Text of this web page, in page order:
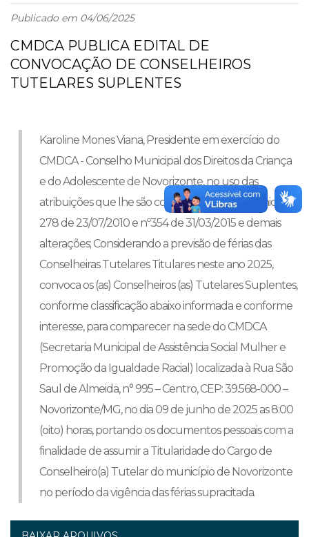
Publicado em 04/06/2025
CMDCA PUBLICA EDITAL DE
CONVOCAÇÃO DE CONSELHEIROS
TUTELARES SUPLENTES
Karoline Mones Viana, Presidente em exercício do
CMDCA - Conselho Municipal dos Direitos da Criança
e do Adolescente de Novorizonte, no uso das
atribuições que lhe são conferidas pela Lei Municipal
278 de 23/07/2010 e nº354 de 31/03/2015 e demais
alterações; Considerando a previsão de férias das
Conselheiras Tutelares Titulares neste ano 2025,
convoca os (as) Conselheiros (as) Tutelares Suplentes,
conforme classificação abaixo informada e conforme
interesse, para comparecer na sede do CMDCA
(Secretaria Municipal de Assistência Social Mulher e
Promoção da Igualdade Racial) localizada à Rua São
Saul de Almeida, n° 995 – Centro, CEP: 39.568-000 –
Novorizonte/MG, no dia 09 de junho de 2025 as 8:00
(oito) horas, portando os documentos pessoais com a
finalidade de assumir a Titularidade do Cargo de
Conselheiro(a) Tutelar do município de Novorizonte
no período da vigência das férias supracitada.